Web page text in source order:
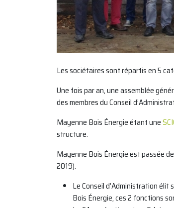
Les sociétaires sont répartis en 5
Une fois par an, une assemblée
des membres du Conseil
Mayenne Bois Énergie étant une
structure.
Mayenne Bois Énergie est passée de
2019).
Le Conseil d’Administration
Bois Énergie, ces 2 fonctions